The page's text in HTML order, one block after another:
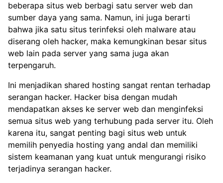
beberapa situs web berbagi satu server web dan
sumber daya yang sama. Namun, ini juga berarti
bahwa jika satu situs terinfeksi oleh malware atau
diserang oleh hacker, maka kemungkinan besar situs
web lain pada server yang sama juga akan
terpengaruh.
Ini menjadikan shared hosting sangat rentan terhadap
serangan hacker. Hacker bisa dengan mudah
mendapatkan akses ke server web dan menginfeksi
semua situs web yang terhubung pada server itu. Oleh
karena itu, sangat penting bagi situs web untuk
memilih penyedia hosting yang andal dan memiliki
sistem keamanan yang kuat untuk mengurangi risiko
terjadinya serangan hacker.